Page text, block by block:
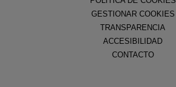
GESTIONAR COOKIES
TRANSPARENCIA
ACCESIBILIDAD
CONTACTO